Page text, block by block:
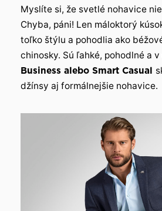
Myslíte si, že svetlé nohavice
Chyba, páni! Len máloktorý
toľko štýlu a pohodlia ako
chinosky. Sú ľahké, pohodlné a v
Business alebo Smart Casual
džínsy aj formálnejšie nohavice.